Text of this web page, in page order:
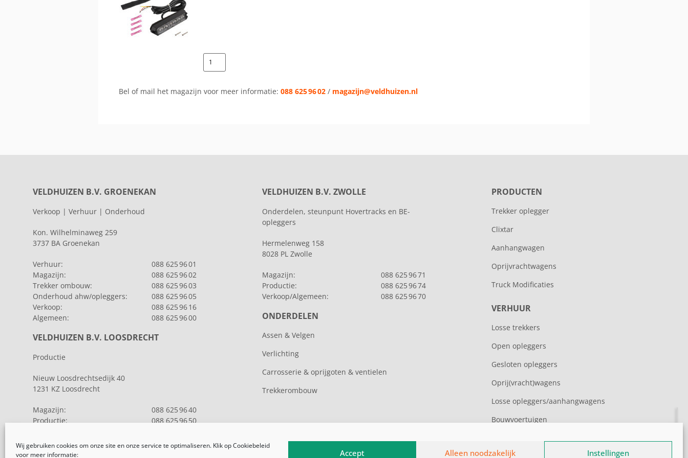
Wij gebruiken cookies om onze site en onze service te optimaliseren. Klik op Cookiebeleid
voor meer informatie:
Accept Alleen noodzakelijk Instellingen
Bel of mail het magazijn voor meer informatie: 088 625 96 02/ magazijn@veldhuizen.nl
VELDHUIZEN B.V. GROENEKAN
Verkoop | Verhuur | Onderhoud
Kon. Wilhelminaweg 259
3737 BA Groenekan
Verhuur:
088 625 96 01
Magazijn:
088 625 96 02
Trekker ombouw:
088 625 96 03
Onderhoud ahw/opleggers:
088 625 96 05
Verkoop:
088 625 96 16
Algemeen:
088 625 96 00
VELDHUIZEN B.V. LOOSDRECHT
Productie
Nieuw Loosdrechtsedijk 40
1231 KZ Loosdrecht
Magazijn:
088 625 96 40
Productie:
088 625 96 50
VELDHUIZEN B.V. ZWOLLE
Onderdelen, steunpunt Hovertracks en BE-
opleggers
Hermelenweg 158
8028 PL Zwolle
Magazijn:
088 625 96 71
Productie:
088 625 96 74
Verkoop/Algemeen:
088 625 96 70
ONDERDELEN
Assen & Velgen
Verlichting
Carrosserie & oprijgoten & ventielen
Trekkerombouw
PRODUCTEN
Trekker oplegger
Clixtar
Aanhangwagen
Oprijvrachtwagens
Truck Modificaties
VERHUUR
Losse trekkers
Open opleggers
Gesloten opleggers
Oprij(vracht)wagens
Losse opleggers/aanhangwagens
Bouwvoertuigen